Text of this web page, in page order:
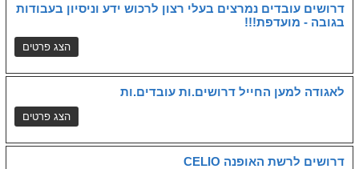
דרושים עובדים נמרצים בעלי רצון לרכוש ידע וניסיון בעבודות
בגובה - מועדפת!!!
לאגודה למען החייל דרושים.ות עובדים.ות
דרושים לרשת האופנה CELIO